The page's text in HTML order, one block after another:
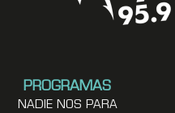
PROGRAMAS
NADIE NOS PARA